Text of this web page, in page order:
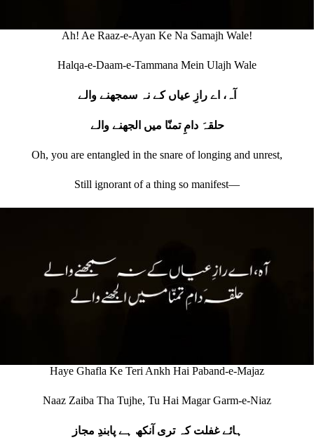
Ah! Ae Raaz-e-Ayan Ke Na Samajh Wale!
Halqa-e-Daam-e-Tammana Mein Ulajh Wale
آہ، اے رازِ عیاں کے نہ سمجھنے والے
حلقہَ دامِ تمنّا میں الجھنے والے
Oh, you are entangled in the snare of longing and unrest,
Still ignorant of a thing so manifest—
Haye Ghafla Ke Teri Ankh Hai Paband-e-Majaz
Naaz Zaiba Tha Tujhe, Tu Hai Magar Garm-e-Niaz
ہائے غفلت کہ تری آنکھ ہے پابندِ مجاز